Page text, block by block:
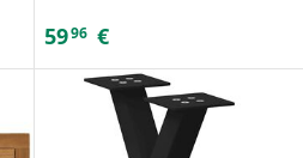
5996 €